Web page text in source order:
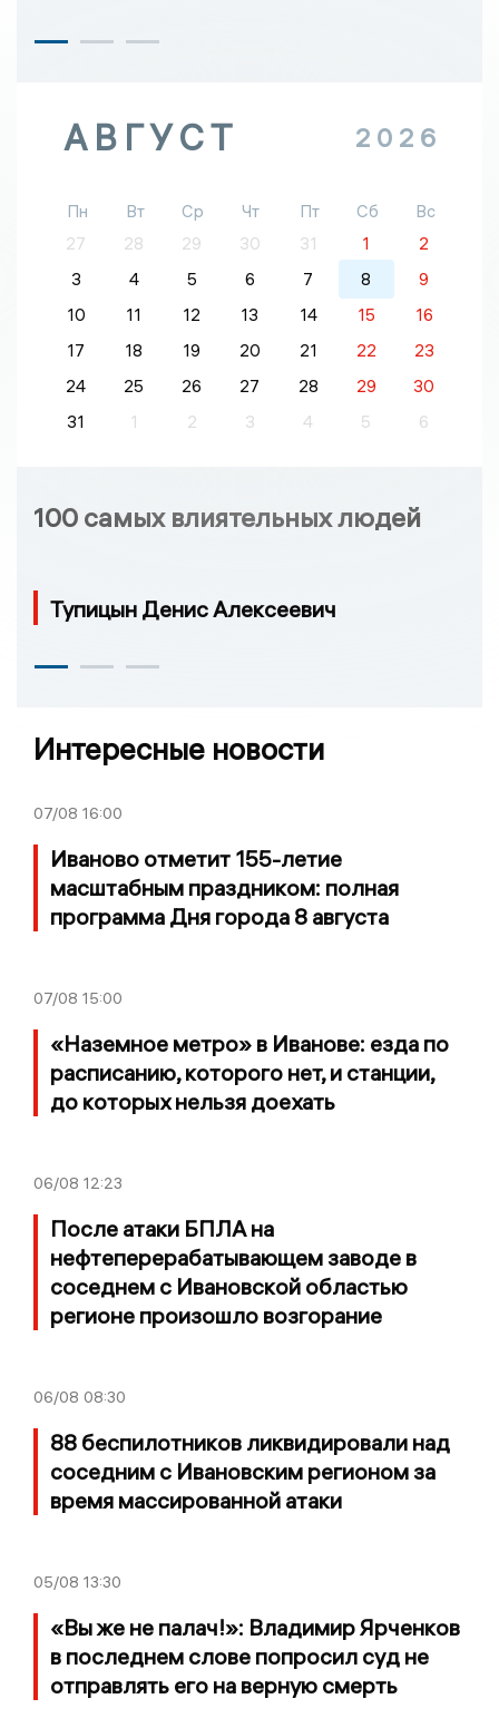
АВГУСТ 2026
Пн Вт Ср Чт Пт Сб
Вс
27
28 29 30 31 1
2
3
4 5 6 7 8
9
10
11 12 13 14 15
16
17
18 19 20 21 22
23
24
25 26 27 28 29
30
31
1 2 3 4 5 6
100 самых влиятельных людей
Тупицын Денис Алексеевич
Интересные новости
07/08 16:00
Иваново отметит 155-летие
масштабным праздником: полная
программа Дня города 8 августа
07/08 15:00
«Наземное метро» в Иванове: езда по
расписанию, которого нет, и станции,
до которых нельзя доехать
06/08 12:23
После атаки БПЛА на
нефтеперерабатывающем заводе в
соседнем с Ивановской областью
регионе произошло возгорание
06/08 08:30
88 беспилотников ликвидировали над
соседним с Ивановским регионом за
время массированной атаки
05/08 13:30
«Вы же не палач!»: Владимир Ярченков
в последнем слове попросил суд не
отправлять его на верную смерть